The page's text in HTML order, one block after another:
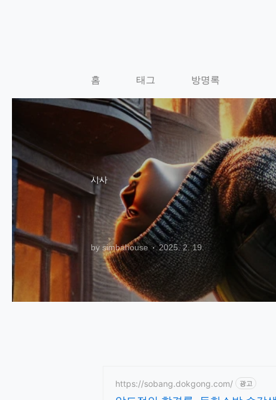
홈 태그 방명록
시사
by simbahouse 2025. 2. 19.
https://sobang.dokgong.com/ 광고